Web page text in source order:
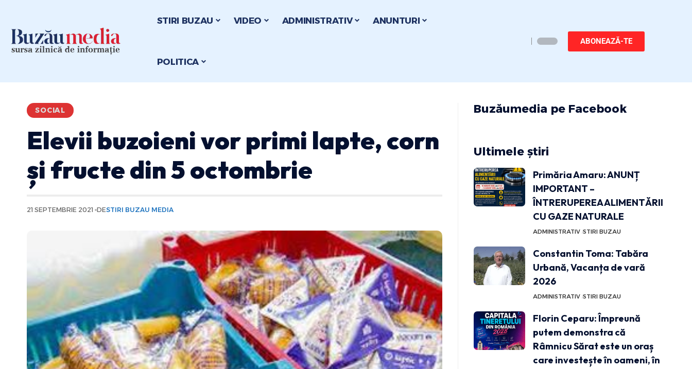
STIRI BUZAU VIDEO ADMINISTRATIV ANUNTURI
POLITICA
ABONEAZĂ-TE
SOCIAL
Elevii buzoieni vor primi lapte, corn
și fructe din 5 octombrie
21 SEPTEMBRIE 2021 DESTIRI BUZAU MEDIA
Buzăumedia pe Facebook
Ultimele știri
Primăria Amaru: ANUNȚ
IMPORTANT –
ÎNTRERUPEREA ALIMENTĂRII
CU GAZE NATURALE
ADMINISTRATIV STIRI BUZAU
Constantin Toma: Tabăra
Urbană, Vacanța de vară
2026
ADMINISTRATIV STIRI BUZAU
Florin Ceparu: Împreună
putem demonstra că
Râmnicu Sărat este un oraș
care investește în oameni, în